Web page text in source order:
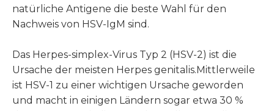
natürliche Antigene die beste Wahl für den
Nachweis von HSV-IgM sind.
Das Herpes-simplex-Virus Typ 2 (HSV-2) ist die
Ursache der meisten Herpes genitalis.Mittlerweile
ist HSV-1 zu einer wichtigen Ursache geworden
und macht in einigen Ländern sogar etwa 30 %